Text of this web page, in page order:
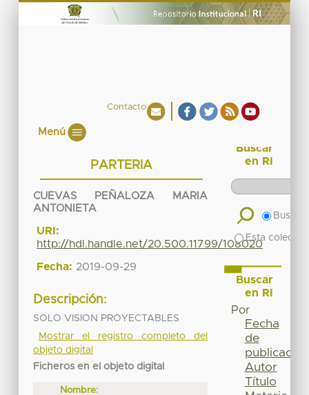
Contacto
Menú
PARTERIA
CUEVAS PEÑALOZA MARIA
ANTONIETA
URI:
http://hdl.handle.net/20.500.11799/108020
Fecha: 2019-09-29
Descripción:
SOLO VISION PROYECTABLES
Mostrar el registro completo del
objeto digital
Ficheros en el objeto digital
Nombre:
Buscar
en RI
Buscar
Esta
Buscar
en RI
Por
Fecha
de
publicación
Autor
Título